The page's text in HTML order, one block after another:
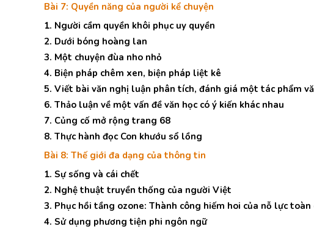
Bài 7: Quyền năng của người kể chuyện
1. Người cầm quyền khôi phục uy quyền
2. Dưới bóng hoàng lan
3. Một chuyện đùa nho nhỏ
4. Biện pháp chêm xen, biện pháp liệt kê
5. Viết bài văn nghị luận phân tích, đánh giá một tác phẩm
6. Thảo luận về một vấn đề văn học có ý kiến khác nhau
7. Củng cố mở rộng trang 68
8. Thực hành đọc Con khướu sổ lồng
Bài 8: Thế giới đa dạng của thông tin
1. Sự sống và cái chết
2. Nghệ thuật truyền thống của người Việt
3. Phục hồi tầng ozone: Thành công hiếm hoi của nỗ lực toàn
4. Sử dụng phương tiện phi ngôn ngữ